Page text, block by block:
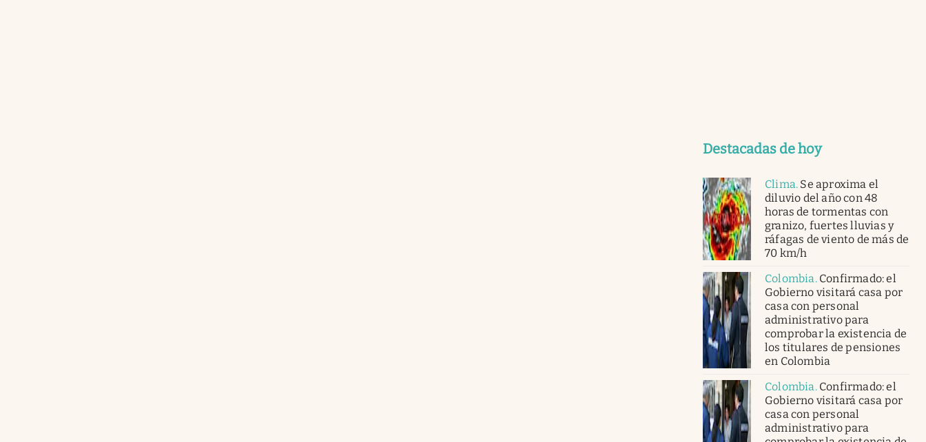
Destacadas de hoy
Clima. Se aproxima el
diluvio del año con 48
horas de tormentas con
granizo, fuertes lluvias y
ráfagas de viento de más de
70 km/h
Colombia. Confirmado: el
Gobierno visitará casa por
casa con personal
administrativo para
comprobar la existencia de
los titulares de pensiones
en Colombia
Colombia. Confirmado: el
Gobierno visitará casa por
casa con personal
administrativo para